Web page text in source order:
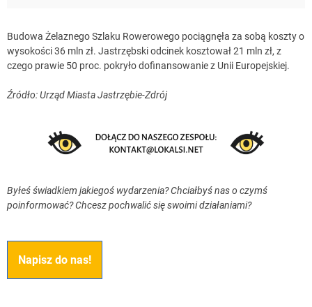
Budowa Żelaznego Szlaku Rowerowego pociągnęła za sobą koszty o
wysokości 36 mln zł. Jastrzębski odcinek kosztował 21 mln zł, z
czego prawie 50 proc. pokryło dofinansowanie z Unii Europejskiej.
Źródło: Urząd Miasta Jastrzębie-Zdrój
Byłeś świadkiem jakiegoś wydarzenia? Chciałbyś nas o czymś
poinformować? Chcesz pochwalić się swoimi działaniami?
Napisz do nas!